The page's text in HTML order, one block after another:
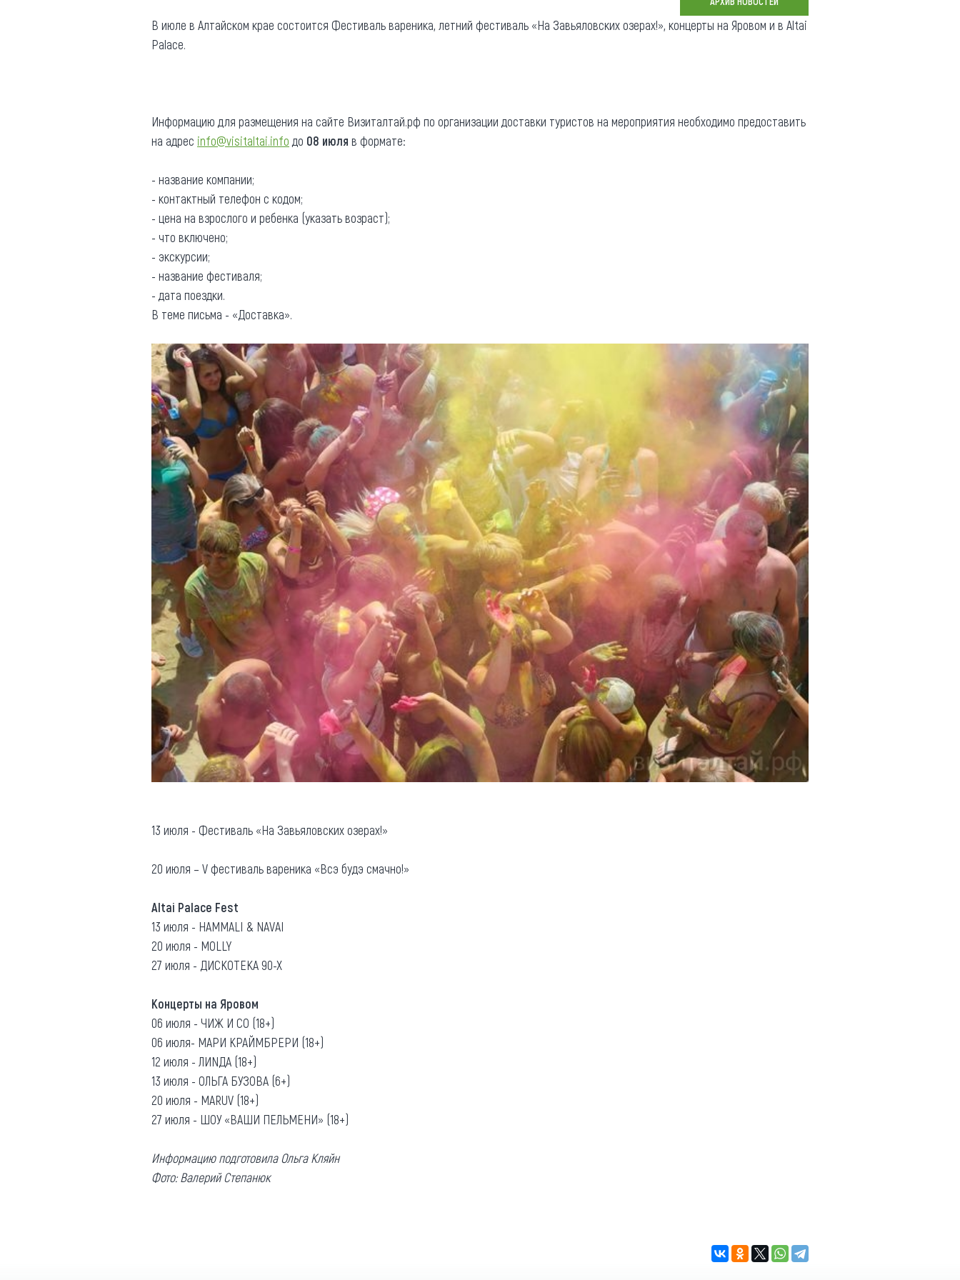
Карта
О регионе
Карты и буклеты
Коллекция впечатлений
Другие рубрики
агентств Алтайского края
Противодействие коррупции
В июле в Алтайском крае состоится Фестиваль вареника, летний фестиваль «На Завьяловских озерах!», концерты на Яровом и в Altai
Palace.
Информацию для размещения на сайте Визиталтай.рф по организации доставки туристов на мероприятия необходимо предоставить
на адрес info@visitaltai.info до 08 июля в формате:
- название компании;
- контактный телефон с кодом;
- цена на взрослого и ребенка (указать возраст);
- что включено;
- экскурсии;
- название фестиваля;
- дата поездки.
В теме письма - «Доставка».
13 июля - Фестиваль «На Завьяловских озерах!»
20 июля – V фестиваль вареника «Всэ будэ смачно!»
Altai Palace Fest
13 июля - HAMMALI & NAVAI
20 июля - MOLLY
27 июля - ДИСКОТЕКА 90-Х
Концерты на Яровом
06 июля - ЧИЖ И СО (18+)
06 июля- МАРИ КРАЙМБРЕРИ (18+)
12 июля - ЛИNДА (18+)
13 июля - ОЛЬГА БУЗОВА (6+)
20 июля - MARUV (18+)
27 июля - ШОУ «ВАШИ ПЕЛЬМЕНИ» (18+)
Информацию подготовила Ольга Кляйн
Фото: Валерий Степанюк